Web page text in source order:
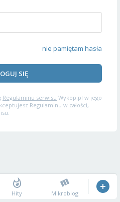
nie pamiętam hasła
SIĘ
Regulaminu serwisu Wykop.pl w jego
Regulaminu w całości,
Hity Mikroblog